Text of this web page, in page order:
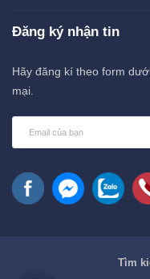
Đăng ký nhận tin
Hãy đăng kí theo form
mại.
Tìm